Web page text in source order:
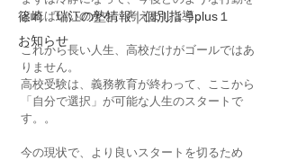
篠崎 瑞江の塾情報｜個別指導plus１
お知らせ
とればいいのかを、考えましょう。
これから長い人生、高校だけがゴールではあ
りません。
高校受験は、義務教育が終わって、ここから
「自分で選択」が可能な人生のスタートで
す。。
今の現状で、より良いスタートを切るため